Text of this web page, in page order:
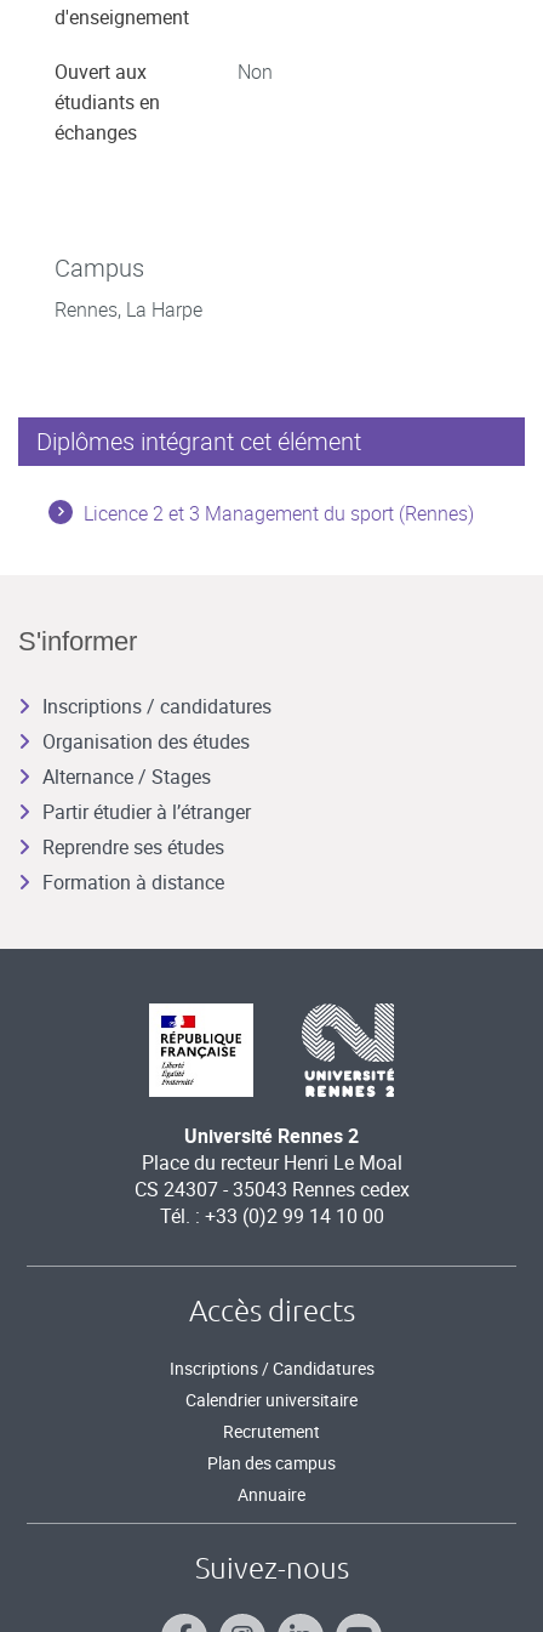
d'enseignement
Ouvert aux
étudiants en
échanges
Non
Campus
Rennes, La Harpe
Diplômes intégrant cet élément
Licence 2 et 3 Management du sport (Rennes)
S'informer
Inscriptions / candidatures
Organisation des études
Alternance / Stages
Partir étudier à l’étranger
Reprendre ses études
Formation à distance
Université Rennes 2
Place du recteur Henri Le Moal
CS 24307 - 35043 Rennes cedex
Tél. : +33 (0)2 99 14 10 00
Accès directs
Inscriptions / Candidatures
Calendrier universitaire
Recrutement
Plan des campus
Annuaire
Suivez-nous